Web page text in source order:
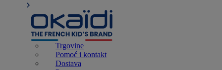
Trgovine
Pomoć i kontakt
Dostava